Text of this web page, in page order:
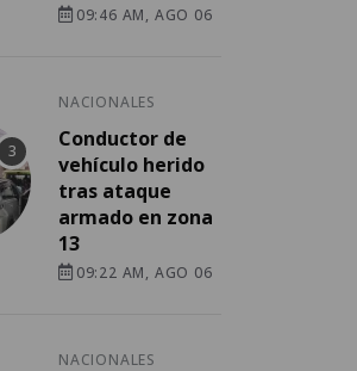
09:46 AM, AGO 06
NACIONALES
Conductor de
vehículo herido
tras ataque
armado en zona
13
09:22 AM, AGO 06
NACIONALES